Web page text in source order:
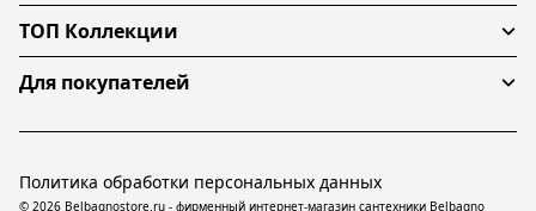
ТОП Коллекции
Для покупателей
© 2026 Belbagnostore.ru - фирменный интернет-магазин сантехники Belbagno
Политика обработки персональных данных